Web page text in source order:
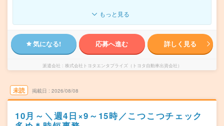
もっと見る
気になる! 応募へ進む 詳しく見る
派遣会社 株式会社トヨタエンタプライズ（トヨタ自動車出資会社）
未読 掲載日 2026/08/08
10月～＼週4日×9～15時／こつこつチェック